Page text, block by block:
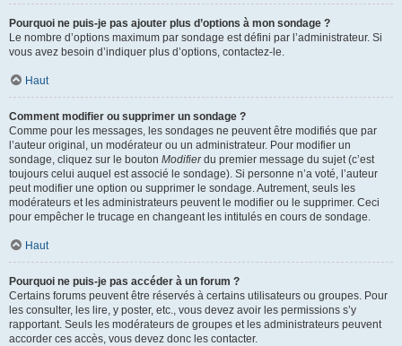
Pourquoi ne puis-je pas ajouter plus d’options à mon sondage ?
Le nombre d’options maximum par sondage est défini par l’administrateur. Si
vous avez besoin d’indiquer plus d’options, contactez-le.
Haut
Comment modifier ou supprimer un sondage ?
Comme pour les messages, les sondages ne peuvent être modifiés que par
l’auteur original, un modérateur ou un administrateur. Pour modifier un
sondage, cliquez sur le bouton Modifierdu premier message du sujet (c’est
toujours celui auquel est associé le sondage). Si personne n’a voté, l’auteur
peut modifier une option ou supprimer le sondage. Autrement, seuls les
modérateurs et les administrateurs peuvent le modifier ou le supprimer. Ceci
pour empêcher le trucage en changeant les intitulés en cours de sondage.
Haut
Pourquoi ne puis-je pas accéder à un forum ?
Certains forums peuvent être réservés à certains utilisateurs ou groupes. Pour
les consulter, les lire, y poster, etc., vous devez avoir les permissions s’y
rapportant. Seuls les modérateurs de groupes et les administrateurs peuvent
accorder ces accès, vous devez donc les contacter.